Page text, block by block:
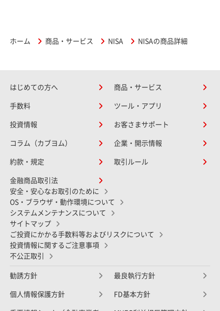
ホーム 商品・サービス NISA NISAの商品詳細
はじめての方へ 商品・サービス
手数料 ツール・アプリ
投資情報 お客さまサポート
コラム（カブヨム） 企業・開示情報
約款・規定 取引ルール
金融商品取引法
安全・安心なお取引のために
OS・ブラウザ・動作環境について
システムメンテナンスについて
サイトマップ
ご投資にかかる手数料等およびリスクについて
投資情報に関するご注意事項
不公正取引
勧誘方針 最良執行方針
個人情報保護方針 FD基本方針